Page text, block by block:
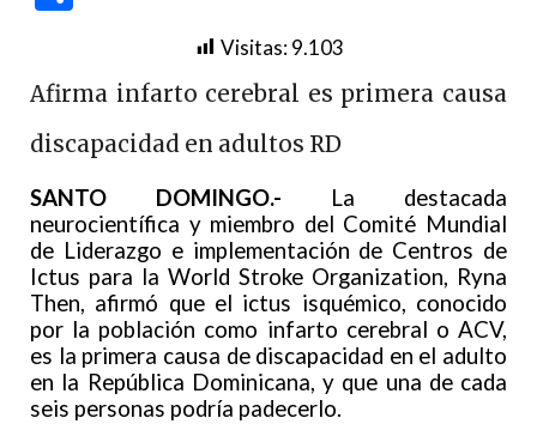
Visitas:9.103
Afirma infarto cerebral es primera causa
discapacidad en adultos RD
SANTO DOMINGO.- La destacada
neurocientífica y miembro del Comité Mundial
de Liderazgo e implementación de Centros de
Ictus para la World Stroke Organization, Ryna
Then, afirmó que el ictus isquémico, conocido
por la población como infarto cerebral o ACV,
es la primera causa de discapacidad en el adulto
en la República Dominicana, y que una de cada
seis personas podría padecerlo.